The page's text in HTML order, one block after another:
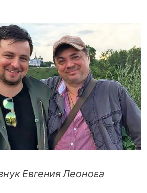
Евгения Леонова